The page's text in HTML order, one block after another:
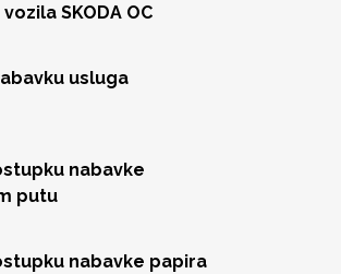
SKODA OC
usluga
nabavke
putu
nabavke papira